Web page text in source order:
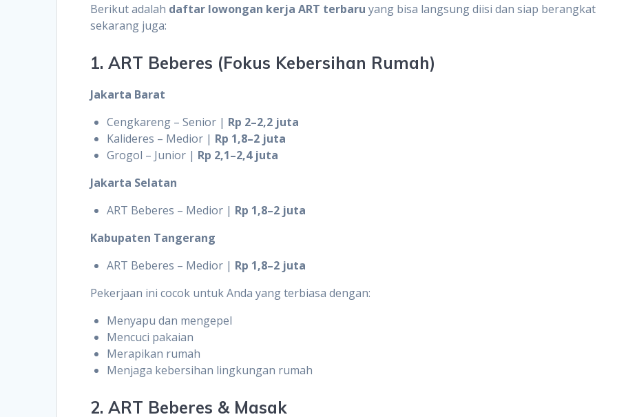
Berikut adalah daftar lowongan kerja ART terbaru yang bisa langsung diisi dan siap berangkat
sekarang juga:
1. ART Beberes (Fokus Kebersihan Rumah)
Jakarta Barat
Cengkareng – Senior | Rp 2–2,2 juta
Kalideres – Medior | Rp 1,8–2 juta
Grogol – Junior | Rp 2,1–2,4 juta
Jakarta Selatan
ART Beberes – Medior | Rp 1,8–2 juta
Kabupaten Tangerang
ART Beberes – Medior | Rp 1,8–2 juta
Pekerjaan ini cocok untuk Anda yang terbiasa dengan:
Menyapu dan mengepel
Mencuci pakaian
Merapikan rumah
Menjaga kebersihan lingkungan rumah
2. ART Beberes & Masak